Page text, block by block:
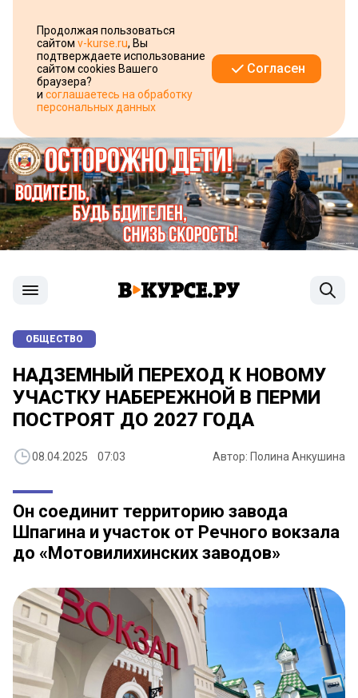
Продолжая пользоваться
сайтом v-kurse.ru, Вы
подтверждаете использование
сайтом cookies Вашего
браузера?
и соглашаетесь на обработку
персональных данных
Согласен
ОБЩЕСТВО
НАДЗЕМНЫЙ ПЕРЕХОД К НОВОМУ
УЧАСТКУ НАБЕРЕЖНОЙ В ПЕРМИ
ПОСТРОЯТ ДО 2027 ГОДА
08.04.2025 07:03 Автор: Полина Анкушина
Он соединит территорию завода
Шпагина и участок от Речного вокзала
до «Мотовилихинских заводов»